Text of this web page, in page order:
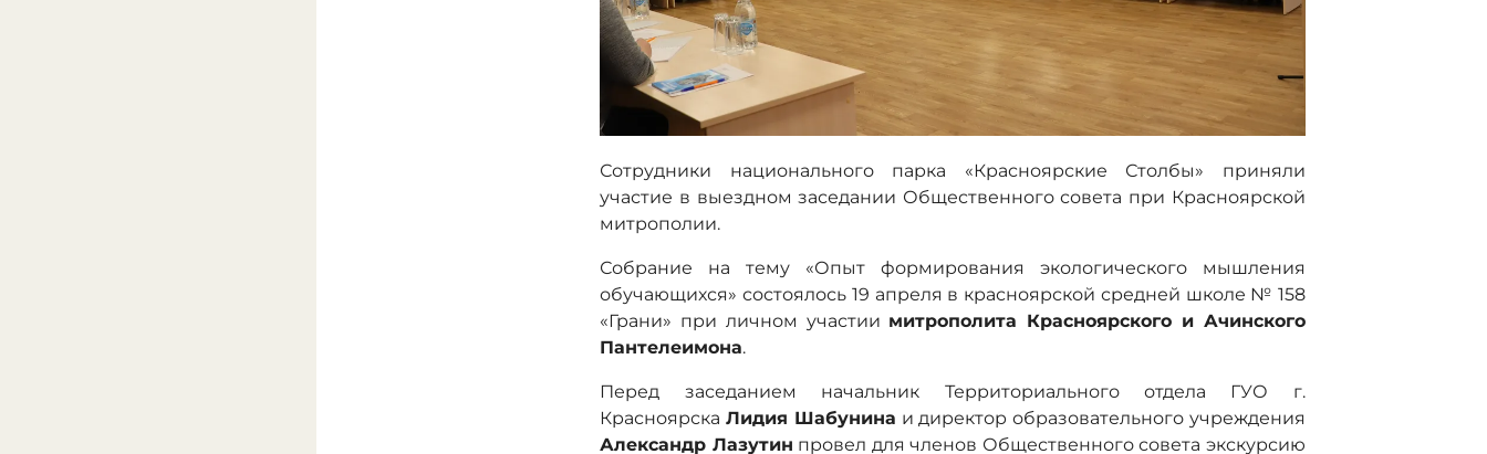
Сотрудники национального парка «Красноярские Столбы» приняли
участие в выездном заседании Общественного совета при Красноярской
митрополии.
Собрание на тему «Опыт формирования экологического мышления
обучающихся» состоялось 19 апреля в красноярской средней школе № 158
«Грани» при личном участии митрополита Красноярского и Ачинского
Пантелеимона.
Перед заседанием начальник Территориального отдела ГУО г.
КрасноярскаЛидия Шабунина и директор образовательного учреждения
Александр Лазутин провел для членов Общественного совета экскурсию